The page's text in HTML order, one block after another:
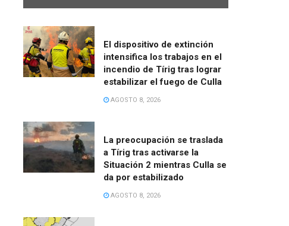
El dispositivo de extinción
intensifica los trabajos en el
incendio de Tírig tras lograr
estabilizar el fuego de Culla
AGOSTO 8, 2026
La preocupación se traslada
a Tírig tras activarse la
Situación 2 mientras Culla se
da por estabilizado
AGOSTO 8, 2026